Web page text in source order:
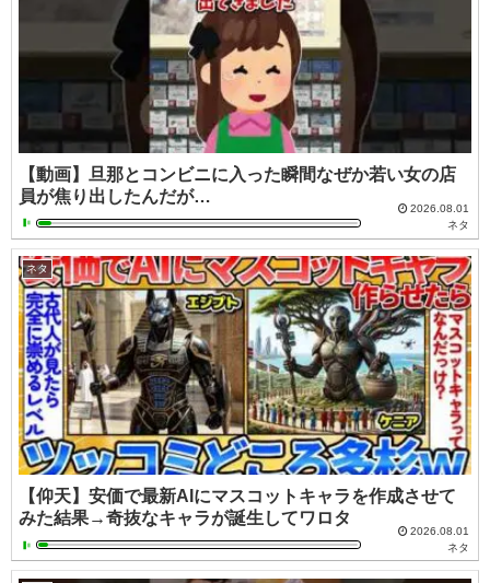
【動画】旦那とコンビニに入った瞬間なぜか若い女の店
員が焦り出したんだが…
2026.08.01
ネタ
ネタ
【仰天】安価で最新AIにマスコットキャラを作成させて
みた結果→奇抜なキャラが誕生してワロタ
2026.08.01
ネタ